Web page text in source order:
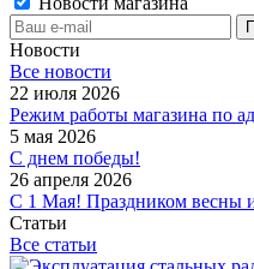
Новости
Все новости
22 июля 2026
Режим работы магазина по
5 мая 2026
С днем победы!
26 апреля 2026
С 1 Мая! Праздником весны
Статьи
Все статьи